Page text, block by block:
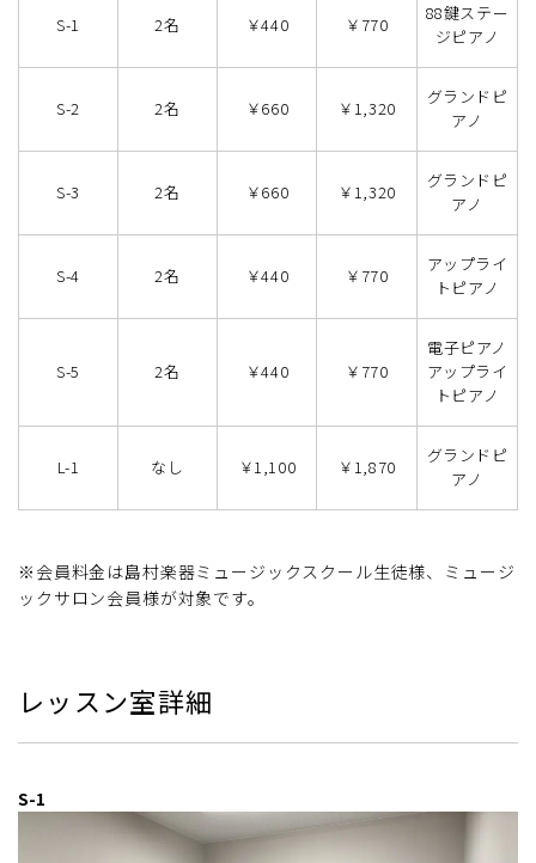
S-1 2名 ￥440 ￥770
88鍵ステー
ジピアノ
S-2 2名 ￥660 ￥1,320
グランドピ
アノ
S-3 2名 ￥660 ￥1,320
グランドピ
アノ
S-4 2名 ￥440 ￥770
アップライ
トピアノ
S-5 2名 ￥440 ￥770
電子ピアノ
アップライ
トピアノ
L-1 なし ￥1,100 ￥1,870
グランドピ
アノ
※会員料金は島村楽器ミュージックスクール生徒様、ミュージ
ックサロン会員様が対象です。
レッスン室詳細
S-1